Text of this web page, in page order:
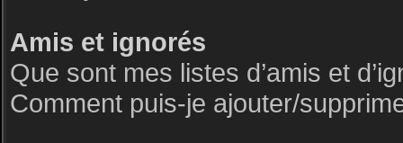
Amis et ignorés
Que sont mes listes d’amis et
Comment puis-je ajouter/